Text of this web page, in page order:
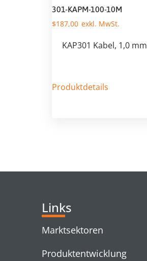
301-KAPM-100-10M
$187,00
KAP301 Kabel, 1,0
Produktdetails
Links
Marktsektoren
Produktentwicklung